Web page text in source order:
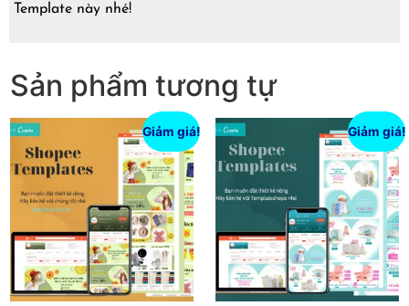
Template này nhé!
Sản phẩm tương tự
Giảm giá! Giảm giá!